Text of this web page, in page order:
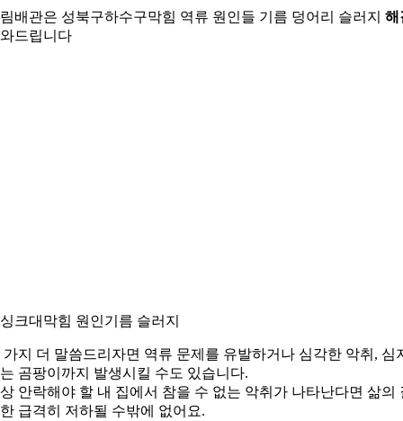
배관은 성북구하수구막힘 역류 원인들 기름 덩어리 슬러지 해
드립니다
크대막힘 원인기름 슬러지
가지 더 말씀드리자면 역류 문제를 유발하거나 심각한 악취, 심
곰팡이까지 발생시킬 수도 있습니다.
안락해야 할 내 집에서 참을 수 없는 악취가 나타난다면 삶의
급격히 저하될 수밖에 없어요.